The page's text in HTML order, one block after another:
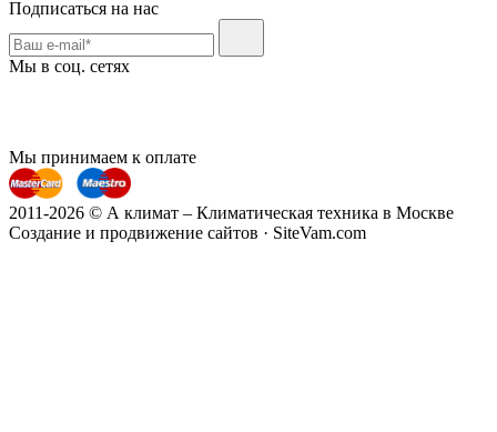
Подписаться на нас
Мы в соц. сетях
Мы принимаем к оплате
2011-2026 © А климат – Климатическая техника в Москве
Создание и продвижение сайтов · SiteVam.com